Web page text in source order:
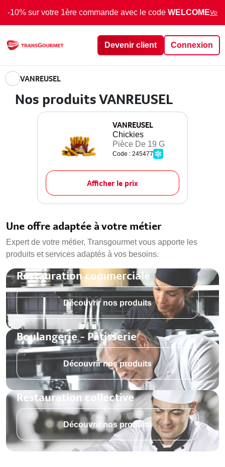
-10% sur votre 1ère commande avec le code WELCOMEVoir
Devenir client Connexion
VANREUSEL
Nos produits VANREUSEL
VANREUSEL
Chickies
Pièce De 19 G
Code : 245477
Afficher le prix
Une offre adaptée à votre métier
Expert de votre métier, Transgourmet vous apporte les
produits et services adaptés à vos besoins.
Restauration commerciale
Découvrir nos produits
Boulangerie - Pâtisserie
Découvrir nos produits
Restauration collective
Découvrir nos produits